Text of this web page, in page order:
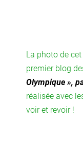
La photo de
premier blog
Olympique »,
réalisée avec
voir et revoir !